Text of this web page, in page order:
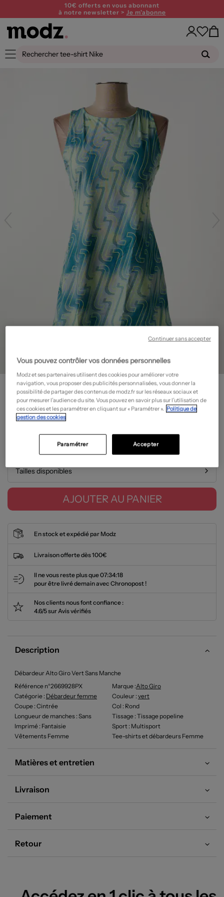
10€ offerts en vous abonnant
à notre newsletter > Je m'abonne
ALTO GIRO
Débardeur - Sport multisport- Outlet
11,70€
Guide des tailles
Tailles disponibles
AJOUTER AU PANIER
En stock et expédié par Modz
Livraison offerte dès 100€
Il ne vous reste plus que07:34:18
pour être livré demain avec Chronopost !
Nos clients nous font confiance :
4.6/5 sur Avis vérifiés
Description
Débardeur Alto Giro Vert Sans Manche
Référence n°2669928PX
Marque :Alto Giro
Catégorie : Débardeur femme Couleur : vert
Coupe : Cintrée Col : Rond
Longueur de manches : Sans Tissage : Tissage popeline
Imprimé : Fantaisie Sport : Multisport
Vêtements Femme
Tee-shirts et débardeurs Femme
Matières et entretien
Livraison
Paiement
Retour
Vous pouvez contrôler vos données personnelles
Modz et ses partenaires utilisent des cookies pour améliorer votre
navigation, vous proposer des publicités personnalisées, vous donner la
possibilité de partager des contenus de modz.fr sur les réseaux sociaux et
pour mesurer l’audience du site. Vous pouvez en savoir plus sur l’utilisation de
ces cookies et les paramétrer en cliquant sur « Paramétrer ». Politique de
gestion des cookies
Accepter
Paramétrer
Continuer sans accepter